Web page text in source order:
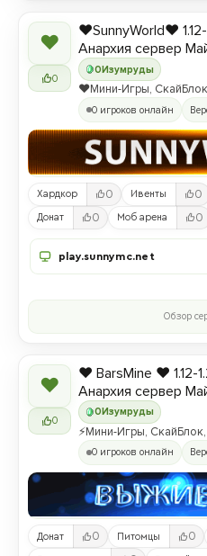
❤
0
0Изумруды
❤️SunnyWorld❤️
Анархия сервер
❤️Мини-Игры,
0 игроков онлайн
Хардкор 0 Ивенты 0
Донат 0 Моб арена 0
play.sunnymc.net
Обзор
❤
0
0 Изумруды
❤️ BarsMine ❤️ 1.12-
Анархия сервер
⚡Мини-Игры,
0 игроков онлайн
Донат 0 Питомцы 0